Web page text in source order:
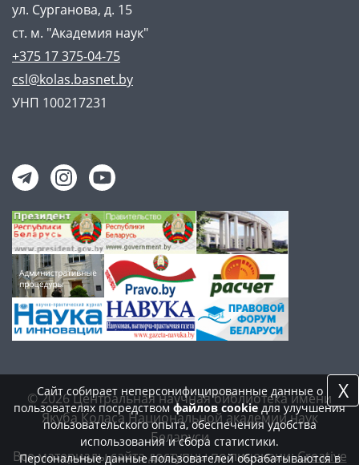
ул. Сурганова, д. 15
ст. м. "Академия наук"
+375 17 375-04-75
csl@kolas.basnet.by
УНП 100217231
© 2026 Центральная научная библиотека имени
Якуба Коласа Национальной академии наук
Беларуси
Все материалы сайта доступны по лицензии:Creative
Сайт собирает неперсонифицированные данные о
пользователях посредствомфайлов cookieдля улучшения
пользовательского опыта, обеспечения удобства
использования и сбора статистики.
Персональные данные пользователей обрабатываются в
X